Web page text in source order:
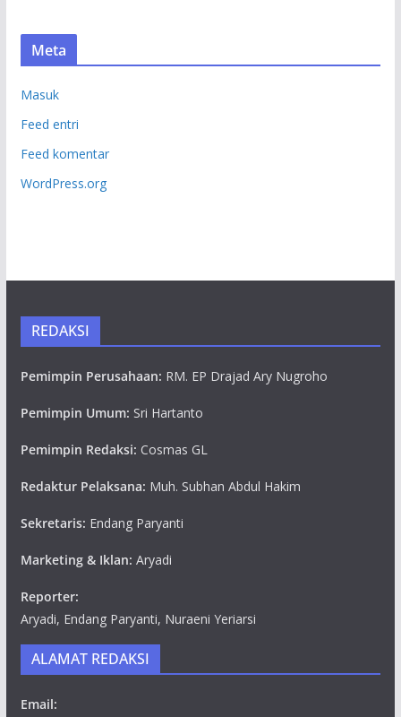
Meta
Masuk
Feed entri
Feed komentar
WordPress.org
REDAKSI
Pemimpin Perusahaan: RM. EP Drajad Ary Nugroho
Pemimpin Umum: Sri Hartanto
Pemimpin Redaksi: Cosmas GL
Redaktur Pelaksana: Muh. Subhan Abdul Hakim
Sekretaris: Endang Paryanti
Marketing & Iklan: Aryadi
Reporter:
Aryadi, Endang Paryanti, Nuraeni Yeriarsi
ALAMAT REDAKSI
Email: